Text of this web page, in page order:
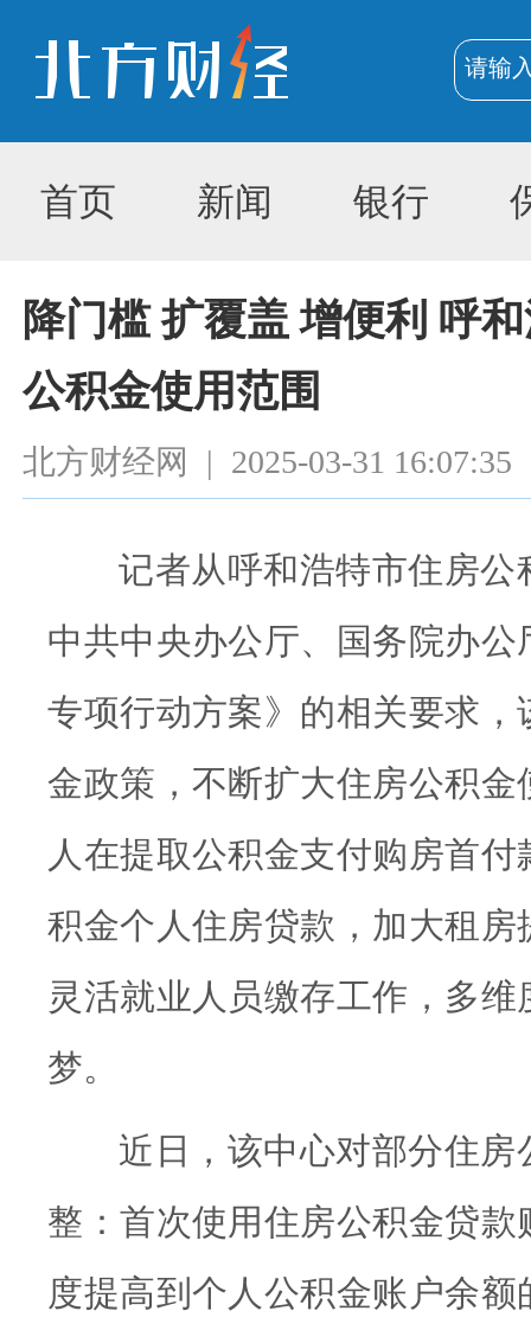
首页 新闻 银行
降门槛 扩覆盖 增便利 呼
公积金使用范围
北方财经网 | 2025-03-31 16:07:35
记者从呼和浩特市住房公
中共中央办公厅、国务院办
专项行动方案》的相关要求
金政策，不断扩大住房公积
人在提取公积金支付购房首
积金个人住房贷款，加大租
灵活就业人员缴存工作，多
梦。
近日，该中心对部分住
整：首次使用住房公积金贷
度提高到个人公积金账户余额